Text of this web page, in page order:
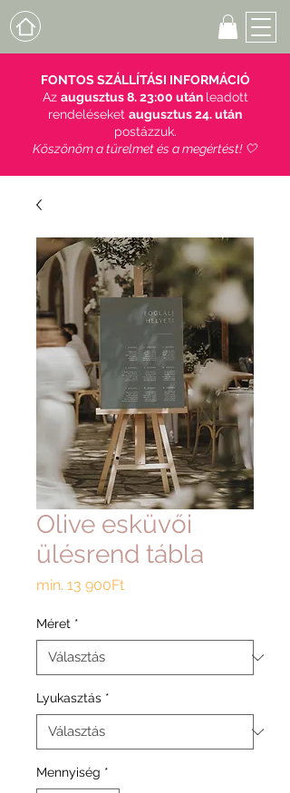
FONTOS SZÁLLÍTÁSI INFORMÁCIÓ
Az augusztus 8. 23:00 után leadott
rendeléseket augusztus 24. után
postázzuk.
Köszönöm a türelmet és a megértést! 🤍
Olive esküvői
ülésrend tábla
min. 13 900FtAkciós
Méret *
Lyukasztás *
Mennyiség *